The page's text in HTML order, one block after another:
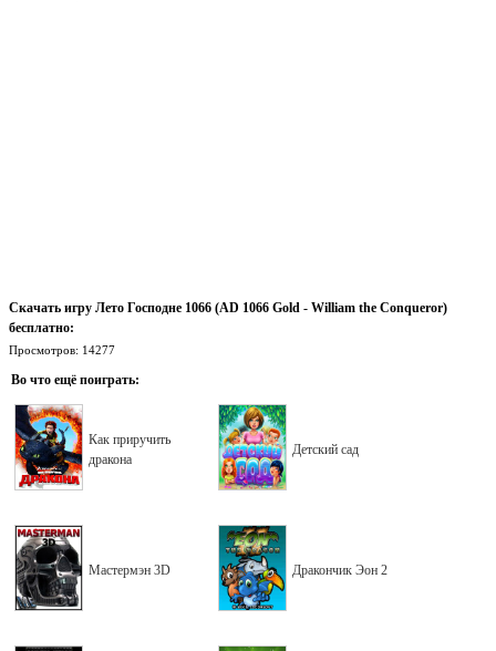
Скачать игру Лето Господне 1066 (AD 1066 Gold - William the Conqueror)
бесплатно:
Просмотров: 14277
Во что ещё поиграть:
Как приручить
дракона
Детский сад
Мастермэн 3D Дракончик Эон 2